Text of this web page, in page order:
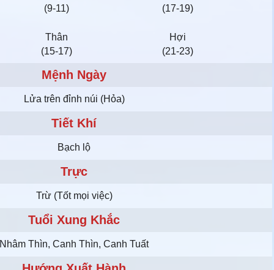
(9-11)
(17-19)
Thân
(15-17)
Hợi
(21-23)
Mệnh Ngày
Lửa trên đỉnh núi (Hỏa)
Tiết Khí
Bạch lộ
Trực
Trừ (Tốt mọi việc)
Tuổi Xung Khắc
Nhâm Thìn, Canh Thìn, Canh Tuất